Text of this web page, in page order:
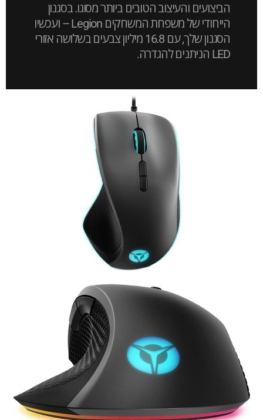
הביצועים והעיצוב הטובים ביותר מסוגו. בסגנון
הייחודי של משפחת המשחקים Legion – ועכשיו
הסגנון שלך, עם 16.8 מיליון צבעים בשלושה אזורי
LED הניתנים להגדרה.